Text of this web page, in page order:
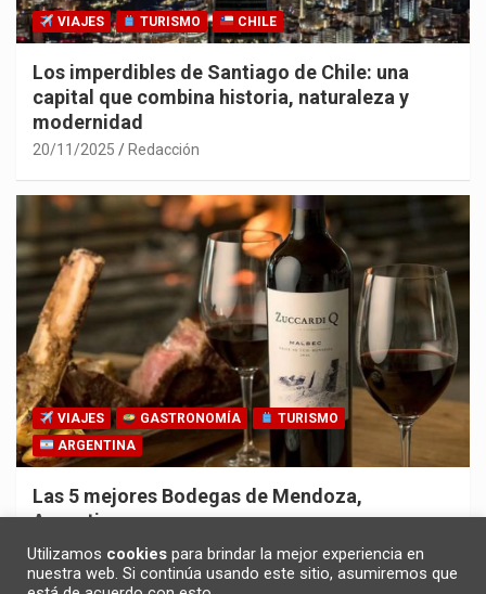
VIAJES TURISMO CHILE
Los imperdibles de Santiago de Chile: una
capital que combina historia, naturaleza y
modernidad
20/11/2025 Redacción
VIAJES GASTRONOMÍA
TURISMO
ARGENTINA
Las 5 mejores Bodegas de Mendoza,
Argentina
30/10/2025 Redacción
Utilizamos cookies para brindar la mejor experiencia en
nuestra web. Si continúa usando este sitio, asumiremos que